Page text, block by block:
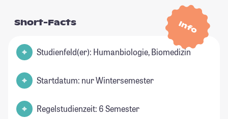
Info
Short-Facts
Studienfeld(er): Humanbiologie, Biomedizin
Startdatum: nur Wintersemester
Regelstudienzeit: 6 Semester